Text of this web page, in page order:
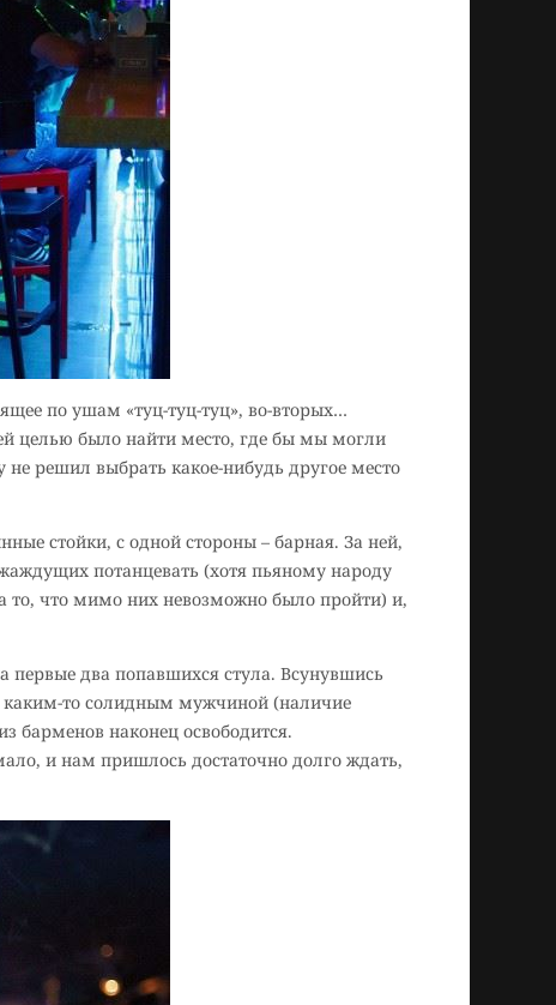
по ушам «туц-туц-туц», во-вторых…
целью было найти место, где бы мы могли
не решил выбрать какое-нибудь другое место
стойки, с одной стороны – барная. За ней,
потанцевать (хотя пьяному народу
то, что мимо них невозможно было пройти) и,
первые два попавшихся стула. Всунувшись
то солидным мужчиной (наличие
барменов наконец освободится.
и нам пришлось достаточно долго ждать,